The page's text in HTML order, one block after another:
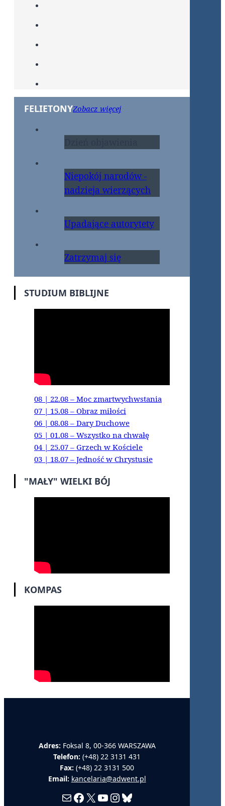
FELIETONYZobacz więcej
Niepokój narodów -
nadzieja wierzących
Upadające autorytety
Zatrzymaj się
STUDIUM BIBLIJNE
08 | 22.08 – Moc zmartwychwstania
07 | 15.08 – Obraz miłości
06 | 08.08 – Dary Duchowe
05 | 01.08 – Wszystko na chwałę
04 | 25.07 – Grzech w Kościele
03 | 18.07 – Jedność w Chrystusie
"MAŁY" WIELKI BÓJ
KOMPAS
Adres: Foksal 8, 00-366 WARSZAWA
Telefon: (+48) 22 3131 431
Fax: (+48) 22 3131 500
Email: kancelaria@adwent.pl
MailFacebook
X YouTube
Instagram
Bluesky